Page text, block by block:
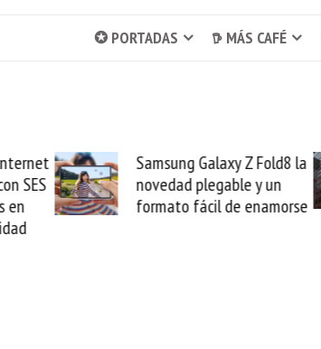
✪ PORTADAS 𖠚 MÁS CAFÉ
Samsung Galaxy Z Fold8 la
novedad plegable y un
formato fácil de enamorse
Cashea
millones
el crédito